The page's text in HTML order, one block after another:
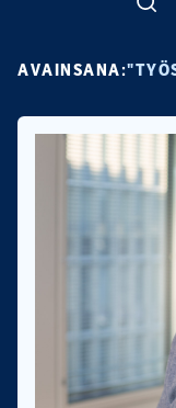
AVAINSANA: